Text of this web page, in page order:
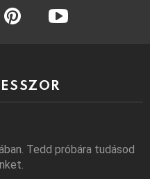
Tedd próbára tudásod